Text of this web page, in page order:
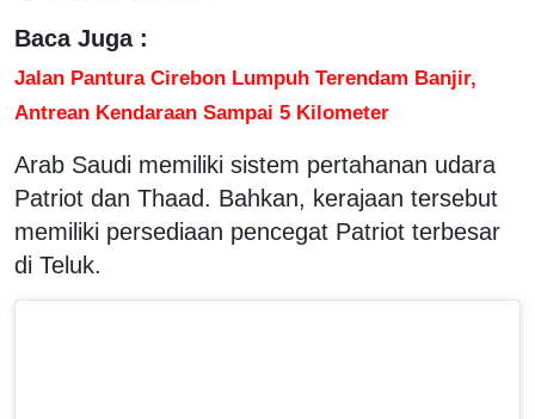
Baca Juga :
Jalan Pantura Cirebon Lumpuh Terendam Banjir,
Antrean Kendaraan Sampai 5 Kilometer
Arab Saudi memiliki sistem pertahanan udara
Patriot dan Thaad. Bahkan, kerajaan tersebut
memiliki persediaan pencegat Patriot terbesar
di Teluk.